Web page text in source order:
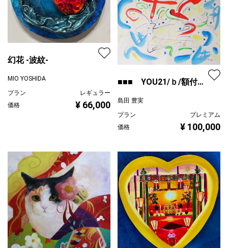
幻花 -波紋-
MIO YOSHIDA
プラン
レギュラー
価格
¥ 66,000
■■■ YOU21/ｂ/額付
島田 豊実
プラン
プレミアム
価格
¥ 100,000